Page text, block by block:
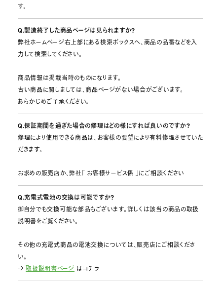
す。
Q.製造終了した商品ページは見られますか?
弊社ホームページ右上部にある検索ボックスへ、商品の品番などを入
力して検索してください。
商品情報は掲載当時のものになります。
古い商品に関しましては、商品ページがない場合がございます。
あらかじめご了承ください。
Q.保証期間を過ぎた場合の修理はどの様にすれば良いのですか?
修理により使用できる商品は、お客様の要望により有料修理させていた
だきます。
お求めの販売店か、弊社「 お客様サービス係 」にご相談ください
Q.充電式電池の交換は可能ですか?
御自分でも交換可能な部品もございます。詳しくは該当の商品の取扱
説明書をご覧ください。
その他の充電式商品の電池交換については、販売店にご相談くださ
い。
→取扱説明書ページ はコチラ